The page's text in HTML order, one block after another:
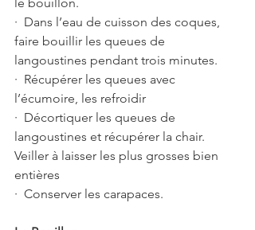
·  Dans l’eau de cuisson des coques,
faire bouillir les queues de
langoustines pendant trois minutes.
·  Récupérer les queues avec
l’écumoire, les refroidir
·  Décortiquer les queues de
langoustines et récupérer la chair.
Veiller à laisser les plus grosses bien
entières
·  Conserver les carapaces.